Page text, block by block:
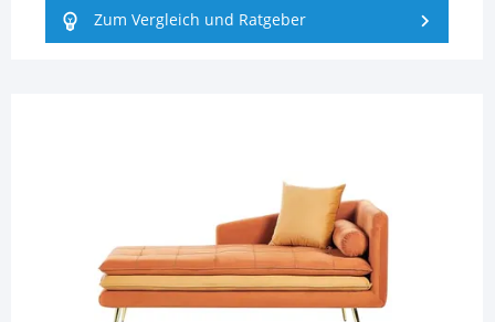
Zum Vergleich und Ratgeber